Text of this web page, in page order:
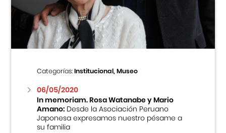
Centro Cultural Peruano Japonés
Cursos
Museo de la Inmigración Japonesa
Fondo Editorial
Teatro Peruano Japonés
Categorías:Institucional, Museo
06/05/2020
In memoriam. Rosa Watanabe y Mario
Amano:Desde la Asociación Peruano
Japonesa expresamos nuestro pésame a
su familia